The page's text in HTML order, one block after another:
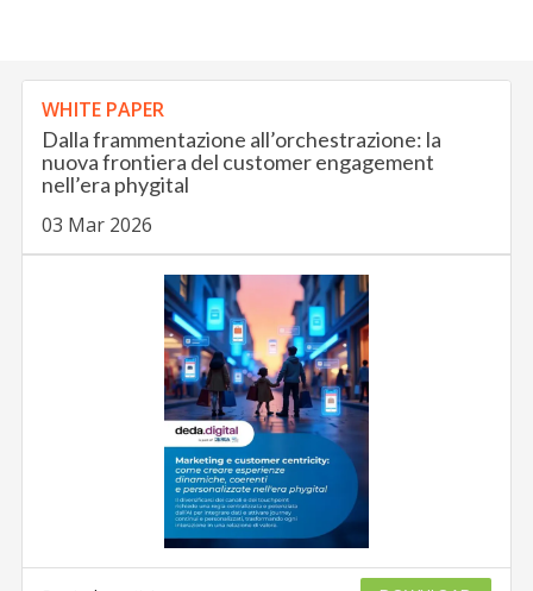
WHITE PAPER
Dalla frammentazione all’orchestrazione: la
nuova frontiera del customer engagement
nell’era phygital
03 Mar 2026